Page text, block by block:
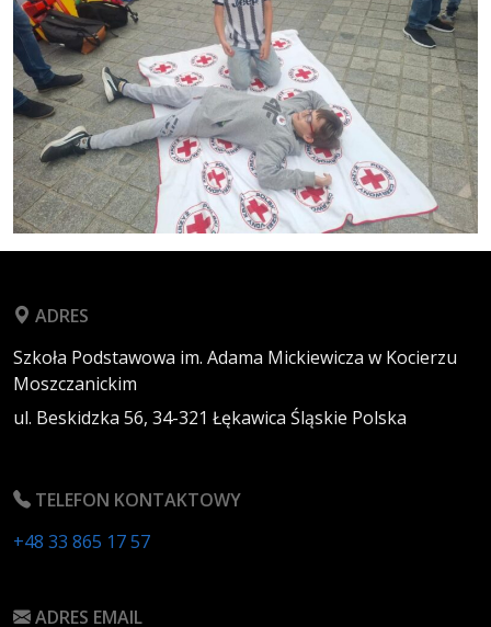
ADRES
Szkoła Podstawowa im. Adama Mickiewicza w Kocierzu
Moszczanickim
ul. Beskidzka 56, 34-321 Łękawica Śląskie Polska
TELEFON KONTAKTOWY
+48 33 865 17 57
ADRES EMAIL